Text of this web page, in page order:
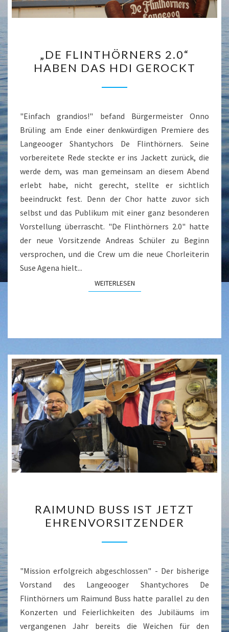
FLINTHÖRNERS
2.0“
HABEN
HDI
GEROCKT
„DE FLINTHÖRNERS 2.0“
HABEN DAS HDI GEROCKT
"Einfach grandios!" befand Bürgermeister Onno
Brüling am Ende einer denkwürdigen Premiere des
Langeooger Shantychors De Flinthörners. Seine
vorbereitete Rede steckte er ins Jackett zurück, die
werde dem, was man gemeinsam an diesem Abend
erlebt habe, nicht gerecht, stellte er sichtlich
beeindruckt fest. Denn der Chor hatte zuvor sich
selbst und das Publikum mit einer ganz besonderen
Vorstellung überrascht. "De Flinthörners 2.0" hatte
der neue Vorsitzende Andreas Schüler zu Beginn
versprochen, und die Crew um die neue Chorleiterin
Suse Agena hielt...
WEITERLESENWEITERLESEN
BUSS
IST
JETZT
RAIMUND BUSS IST JETZT
EHRENVORSITZENDER
"Mission erfolgreich abgeschlossen" - Der bisherige
Vorstand des Langeooger Shantychores De
Flinthörners um Raimund Buss hatte parallel zu den
Konzerten und Feierlichkeiten des Jubiläums im
vergangenen Jahr bereits die Weichen für den